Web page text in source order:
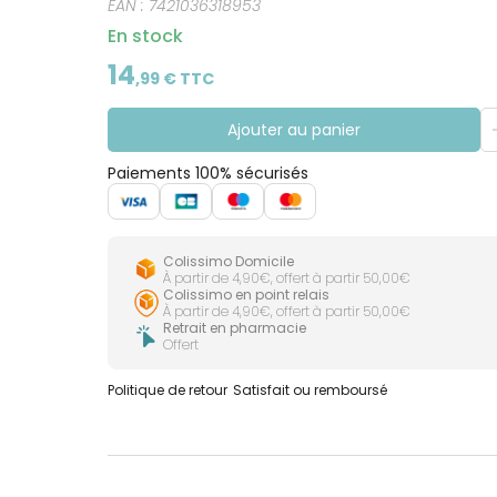
EAN : 7421036318953
En stock
14,99 € TTC
Ajouter au panier
Paiements 100% sécurisés
Colissimo Domicile
À partir de 4,90€, offert à partir 50,00€
Colissimo en point relais
À partir de 4,90€, offert à partir 50,00€
Retrait en pharmacie
Offert
Politique de retour Satisfait ou remboursé